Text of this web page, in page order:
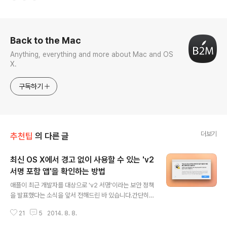
Back to the Mac
Anything, everything and more about Mac and OS
X.
구독하기
추천팁 의 다른 글 더보기
최신 OS X에서 경고 없이 사용할 수 있는 'v2
서명 포함 앱'을 확인하는 방법
애플이 최근 개발자를 대상으로 'v2 서명'이라는 보안 정책
을 발표했다는 소식을 앞서 전해드린 바 있습니다.간단히
케이션을 경고 없이 실행하려면 개발자가 해당 애플리케이
21 5 2014. 8. 8.